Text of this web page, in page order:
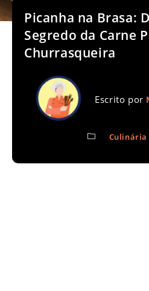
Picanha na Brasa:
Segredo da Carne
Churrasqueira
Escrito por
Culinária